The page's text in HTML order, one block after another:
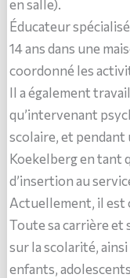
en salle).
Éducateur
14 ans dans une
coordonné les
Il a également
qu’intervenant
scolaire, et pendant
Koekelberg en tant
d’insertion au
Actuellement, il est
Toute sa carrière et
sur la scolarité,
enfants,